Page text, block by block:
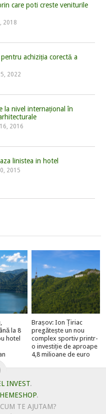
care poti creste veniturile
2018
achiziția corectă a
2022
la nivel internațional în
2016
linistea in hotel
2015
la 8
hotel
Brașov: Ion Țiriac
pregătește un nou
complex sportiv printr-
o investiție de aproape
4,8 milioane de euro
INVEST.
.
CUM TE AJUTAM?